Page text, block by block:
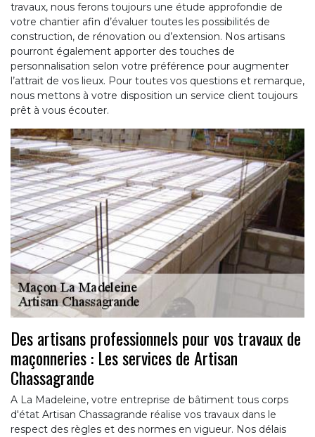
travaux, nous ferons toujours une étude approfondie de
votre chantier afin d’évaluer toutes les possibilités de
construction, de rénovation ou d’extension. Nos artisans
pourront également apporter des touches de
personnalisation selon votre préférence pour augmenter
l’attrait de vos lieux. Pour toutes vos questions et remarque,
nous mettons à votre disposition un service client toujours
prêt à vous écouter.
Des artisans professionnels pour vos travaux de
maçonneries : Les services de Artisan
Chassagrande
A La Madeleine, votre entreprise de bâtiment tous corps
d'état Artisan Chassagrande réalise vos travaux dans le
respect des règles et des normes en vigueur. Nos délais